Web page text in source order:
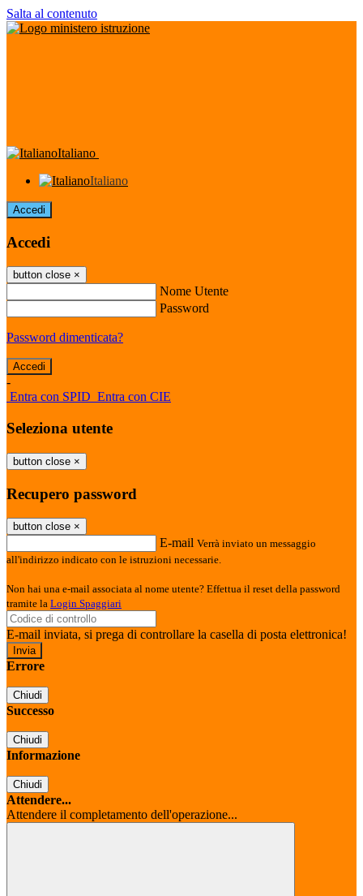
Salta al contenuto
Italiano
Italiano
Accedi
Accedi
button close ×
Nome Utente
Password
Password dimenticata?
-
Entra con SPID Entra con CIE
Seleziona utente
button close ×
Recupero password
button close ×
E-mail Verrà inviato un messaggio
all'indirizzo indicato con le istruzioni necessarie.
Non hai una e-mail associata al nome utente? Effettua il reset della password
tramite la Login Spaggiari
E-mail inviata, si prega di controllare la casella di posta elettronica!
Errore
Chiudi
Successo
Chiudi
Informazione
Chiudi
Attendere...
Attendere il completamento dell'operazione...